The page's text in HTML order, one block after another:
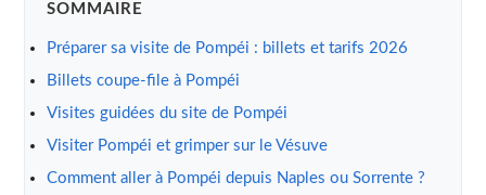
SOMMAIRE
Préparer sa visite de Pompéi : billets et tarifs 2026
Billets coupe-file à Pompéi
Visites guidées du site de Pompéi
Visiter Pompéi et grimper sur le Vésuve
Comment aller à Pompéi depuis Naples ou Sorrente ?